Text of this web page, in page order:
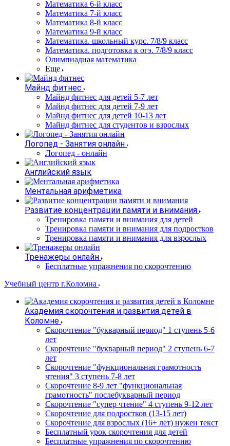
Математика 6-й класс
Математика 7-й класс
Математика 8-й класс
Математика 9-й класс
Математика. школьный курс. 7/8/9 класс
Математика. подготовка к огэ. 7/8/9 класс
Олимпиадная математика
Еще
Майнд фитнес
Майнд фитнес для детей 5-7 лет
Майнд фитнес для детей 7-9 лет
Майнд фитнес для детей 10-13 лет
Майнд фитнес для студентов и взрослых
Логопед - Занятия онлайн
Логопед - онлайн
Английский язык
Ментальная арифметика
Развитие концентрации памяти и внимания
Тренировка памяти и внимания для детей
Тренировка памяти и внимания для подростков
Тренировка памяти и внимания для взрослых
Тренажеры онлайн
Бесплатные упражнения по скорочтению
Учебный центр г.Коломна
Академия скорочтения и развития детей в
Коломне
Скорочтение "букварный период" 1 ступень 5-6
лет
Cкорочтение "букварный период" 2 ступень 6-7
лет
Скорочтение "функциональная грамотность
чтения" 3 ступень 7-8 лет
Скорочтение 8-9 лет "функциональная
грамотность" послебукварный период
Скорочтение "супер чтение" 4 ступень 9-12 лет
Скорочтение для подростков (13-15 лет)
Cкорочтение для взрослых (16+ лет) нужен текст
Бесплатный урок скорочтения для детей
Бесплатные упражнения по скорочтению